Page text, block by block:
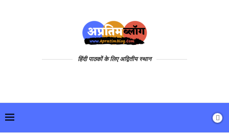
हिंदी पाठकों के लिए अद्वितीय स्थान